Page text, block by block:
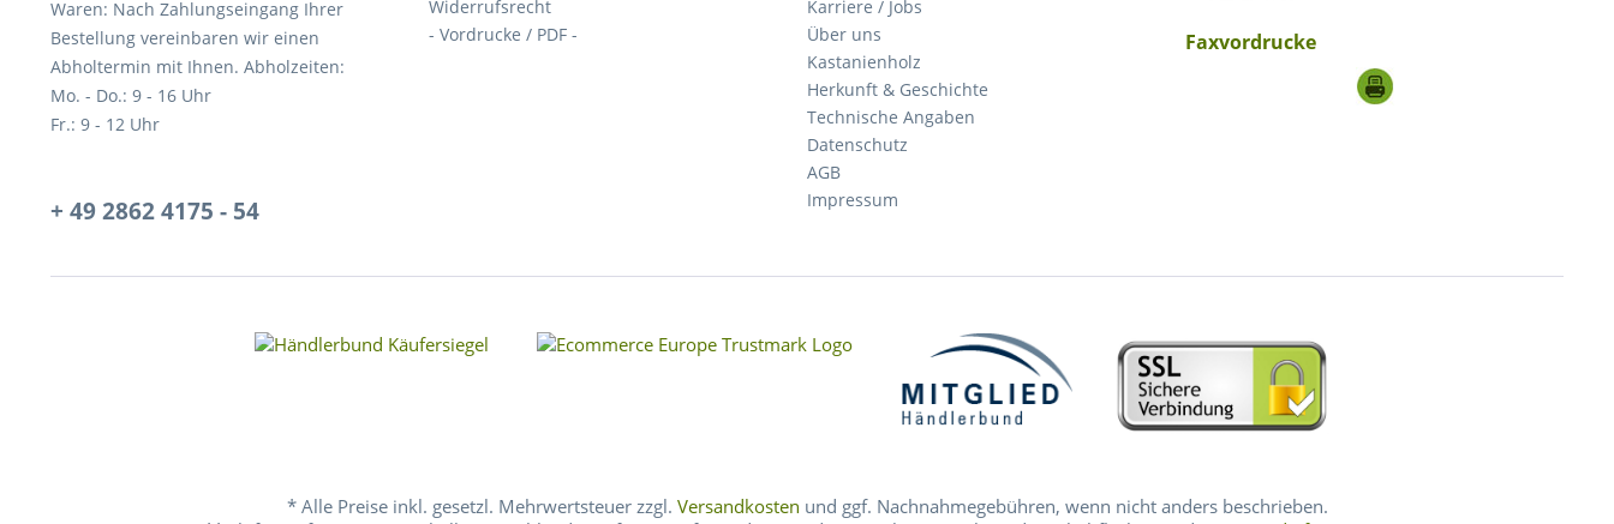
Waren: Nach Zahlungseingang Ihrer
Bestellung vereinbaren wir einen
Abholtermin mit Ihnen. Abholzeiten:
Mo. - Do.: 9 - 16 Uhr
Fr.: 9 - 12 Uhr
+ 49 2862 4175 - 54
Widerrufsrecht
- Vordrucke / PDF -
Karriere / Jobs
Über uns
Kastanienholz
Herkunft & Geschichte
Technische Angaben
Datenschutz
AGB
Impressum
Faxvordrucke
* Alle Preise inkl. gesetzl. Mehrwertsteuer zzgl. Versandkosten und ggf. Nachnahmegebühren, wenn nicht anders beschrieben.